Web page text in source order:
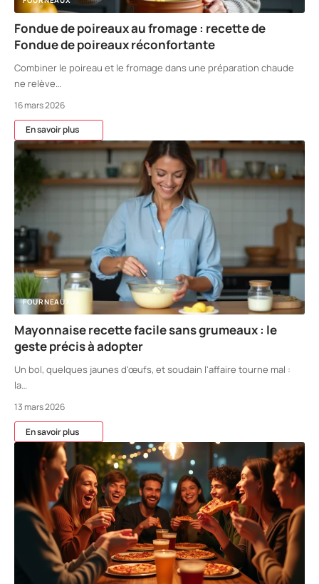
Fondue de poireaux au fromage : recette de
Fondue de poireaux réconfortante
Combiner le poireau et le fromage dans une préparation chaude
ne relève…
16 mars 2026
En savoir plus
FOURNEAUX
Mayonnaise recette facile sans grumeaux : le
geste précis à adopter
Un bol, quelques jaunes d'œufs, et soudain l'affaire tourne mal :
la…
13 mars 2026
En savoir plus